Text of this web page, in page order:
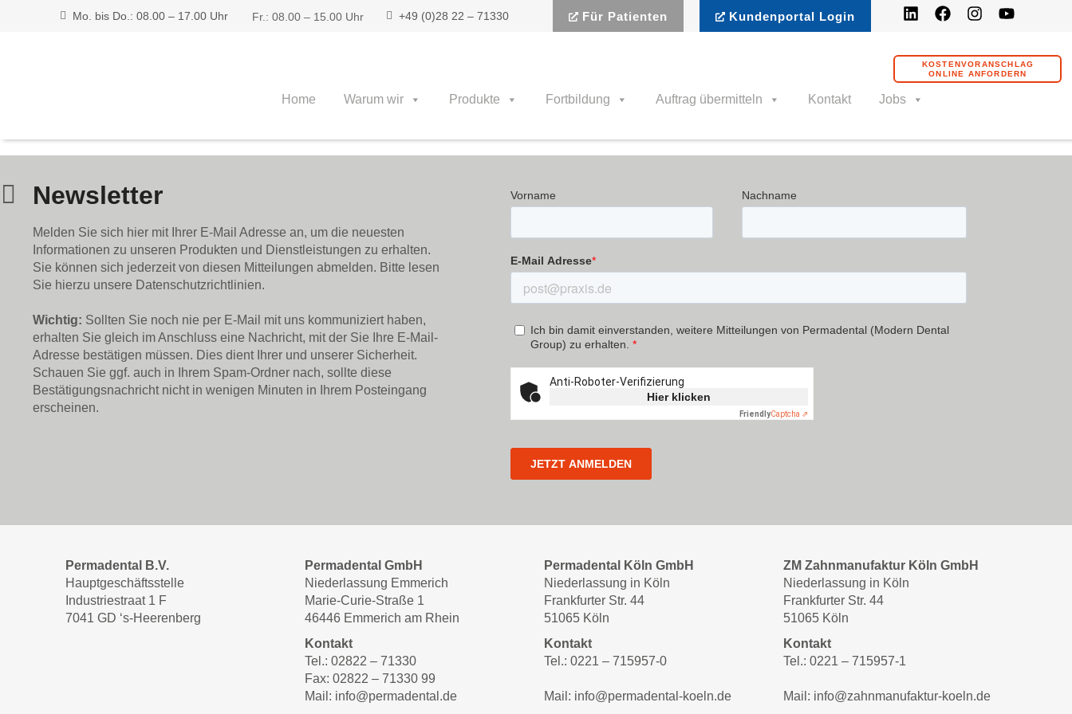
Mo. bis Do.: 08.00 – 17.00 Uhr Fr.: 08.00 – 15.00 Uhr +49 (0)28 22 – 71330 Für Patienten Kundenportal Login
Home Warum wir Produkte Fortbildung Auftrag übermitteln Kontakt Jobs
KOSTENVORANSCHLAG
ONLINE ANFORDERN
Newsletter
Melden Sie sich hier mit Ihrer E-Mail Adresse an, um die neuesten
Informationen zu unseren Produkten und Dienstleistungen zu erhalten.
Sie können sich jederzeit von diesen Mitteilungen abmelden. Bitte lesen
Sie hierzu unsere Datenschutzrichtlinien.
Wichtig: Sollten Sie noch nie per E-Mail mit uns kommuniziert haben,
erhalten Sie gleich im Anschluss eine Nachricht, mit der Sie Ihre E-Mail-
Adresse bestätigen müssen. Dies dient Ihrer und unserer Sicherheit.
Schauen Sie ggf. auch in Ihrem Spam-Ordner nach, sollte diese
Bestätigungsnachricht nicht in wenigen Minuten in Ihrem Posteingang
erscheinen.
Permadental B.V.
Hauptgeschäftsstelle
Industriestraat 1 F
7041 GD ‘s-Heerenberg
Permadental GmbH
Niederlassung Emmerich
Marie-Curie-Straße 1
46446 Emmerich am Rhein
Kontakt
Tel.: 02822 – 71330
Fax: 02822 – 71330 99
Mail: info@permadental.de
Permadental Köln GmbH
Niederlassung in Köln
Frankfurter Str. 44
51065 Köln
Kontakt
Tel.: 0221 – 715957-0
Mail: info@permadental-koeln.de
ZM Zahnmanufaktur Köln GmbH
Niederlassung in Köln
Frankfurter Str. 44
51065 Köln
Kontakt
Tel.: 0221 – 715957-1
Mail: info@zahnmanufaktur-koeln.de